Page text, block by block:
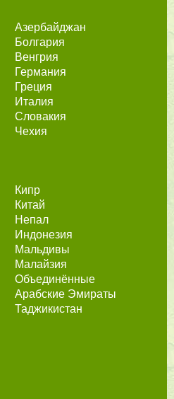
Азербайджан
Болгария
Венгрия
Германия
Греция
Италия
Словакия
Чехия
Кипр
Китай
Непал
Индонезия
Мальдивы
Малайзия
Объединённые
Арабские Эмираты
Таджикистан